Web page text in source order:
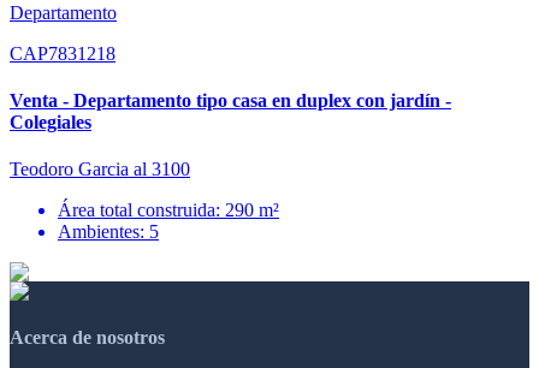
Departamento
CAP7831218
Venta - Departamento tipo casa en duplex con jardín -
Colegiales
Teodoro Garcia al 3100
Área total construida: 290 m²
Ambientes: 5
Acerca de nosotros